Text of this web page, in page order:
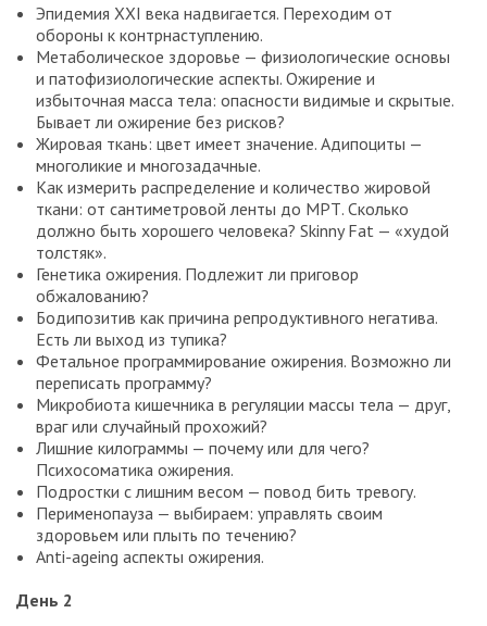
Эпидемия XXI века надвигается. Переходим от
обороны к контрнаступлению.
Метаболическое здоровье — физиологические основы
и патофизиологические аспекты. Ожирение и
избыточная масса тела: опасности видимые и скрытые.
Бывает ли ожирение без рисков?
Жировая ткань: цвет имеет значение. Адипоциты —
многоликие и многозадачные.
Как измерить распределение и количество жировой
ткани: от сантиметровой ленты до МРТ. Сколько
должно быть хорошего человека? Skinny Fat — «худой
толстяк».
Генетика ожирения. Подлежит ли приговор
обжалованию?
Бодипозитив как причина репродуктивного негатива.
Есть ли выход из тупика?
Фетальное программирование ожирения. Возможно ли
переписать программу?
Микробиота кишечника в регуляции массы тела — друг,
враг или случайный прохожий?
Лишние килограммы — почему или для чего?
Психосоматика ожирения.
Подростки с лишним весом — повод бить тревогу.
Перименопауза — выбираем: управлять своим
здоровьем или плыть по течению?
Anti-ageing аспекты ожирения.
День 2